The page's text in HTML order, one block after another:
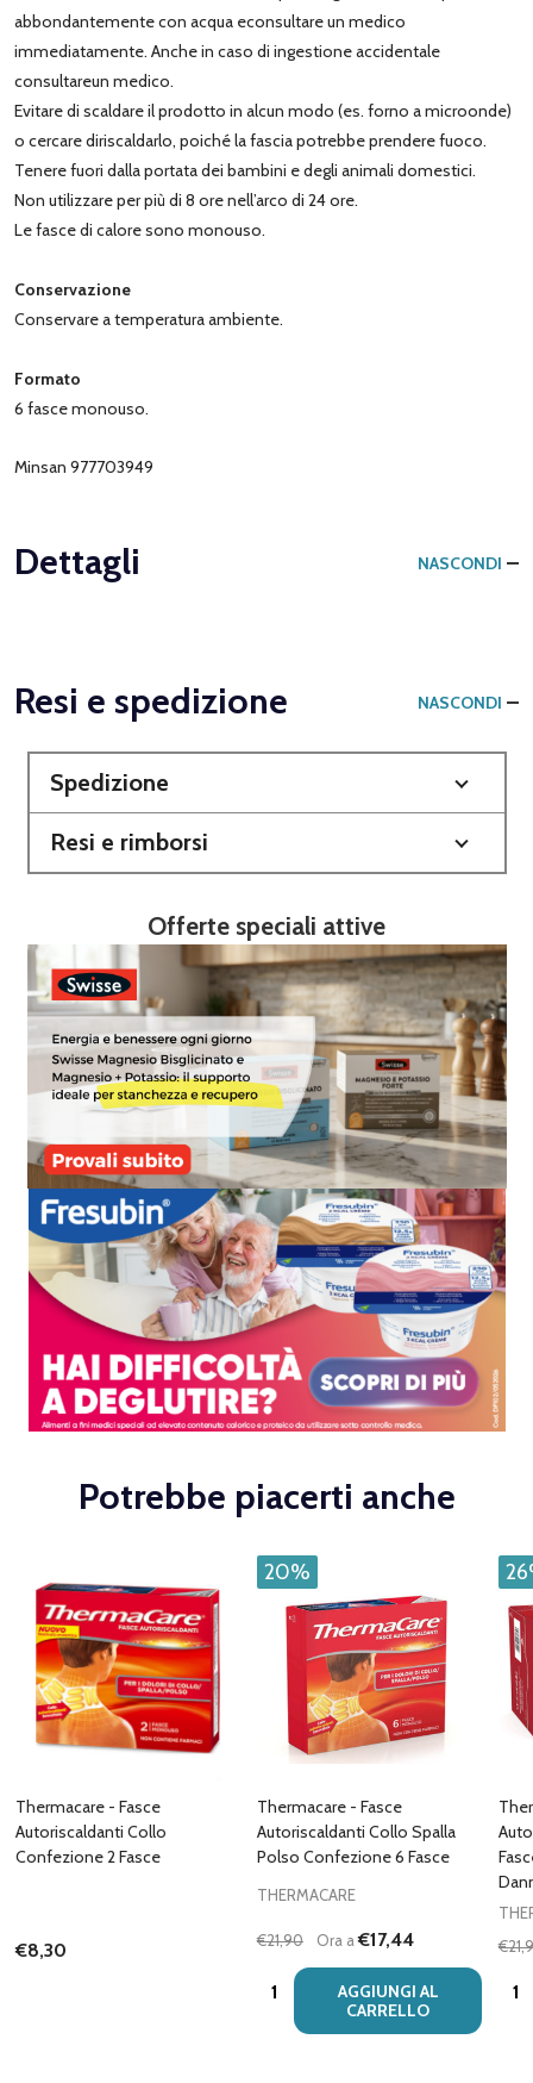
abbondantemente con acqua econsultare un medico
immediatamente. Anche in caso di ingestione accidentale
consultareun medico.
Evitare di scaldare il prodotto in alcun modo (es. forno a microonde)
o cercare diriscaldarlo, poiché la fascia potrebbe prendere fuoco.
Tenere fuori dalla portata dei bambini e degli animali domestici.
Non utilizzare per più di 8 ore nell’arco di 24 ore.
Le fasce di calore sono monouso.
Conservazione
Conservare a temperatura ambiente.
Formato
6 fasce monouso.
Minsan 977703949
Dettagli NASCONDI
Resi e spedizione NASCONDI
Spedizione
Resi e rimborsi
Offerte speciali attive
Potrebbe piacerti anche
Thermacare - Fasce
Autoriscaldanti Collo
Confezione 2 Fasce
€8,30
20%
Thermacare - Fasce
Autoriscaldanti Collo Spalla
Polso Confezione 6 Fasce
THERMACARE
€21,90 Ora a€17,44
Quantità:
AGGIUNGI AL
CARRELLO